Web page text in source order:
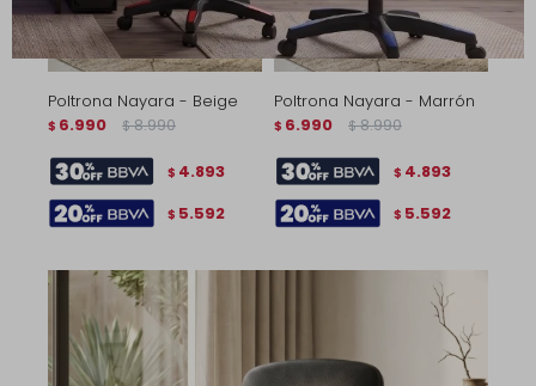
Poltrona Nayara - Beige
$ 6.990 $ 8.990
$ 4.893
$ 5.592
Poltrona Nayara - Marrón
$ 6.990 $ 8.990
$ 4.893
$ 5.592